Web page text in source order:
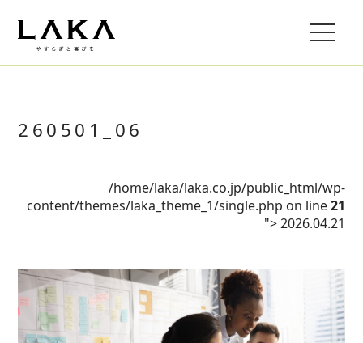
260501_06
/home/laka/laka.co.jp/public_html/wp-
content/themes/laka_theme_1/single.php on line21
">2026.04.21